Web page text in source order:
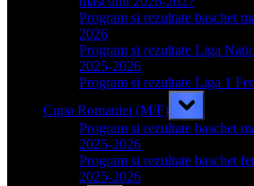
Program si rezultate baschet
2026
Program si rezultate Liga
2025-2026
Program si rezultate Liga 1
Cupa Romaniei (M/F)
Toggle
sub-
menu
Program si rezultate baschet
2025-2026
Program si rezultate baschet
2025-2026